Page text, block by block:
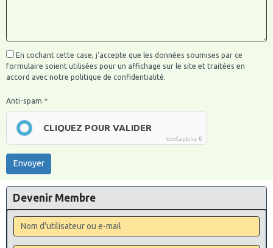
En cochant cette case, j'accepte que les données soumises par ce
formulaire soient utilisées pour un affichage sur le site et traitées en
accord avec notre politique de confidentialité.
Anti-spam
CLIQUEZ POUR VALIDER
IconCaptcha ©
Envoyer
Devenir Membre